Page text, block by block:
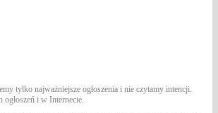
tylko najważniejsze ogłoszenia i nie czytamy intencji.
ogłoszeń i w Internecie.